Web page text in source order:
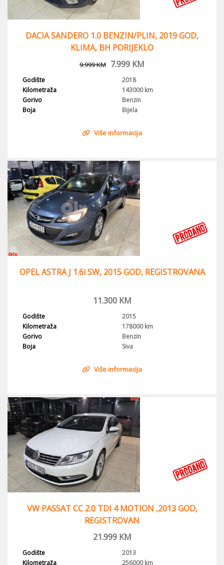
DACIA SANDERO 1.0 BENZIN/PLIN, 2019 GOD,
KLIMA, BH PORIJEKLO
9.999KM 7.999 KM
Godište
2018
Kilometraža
143000 km
Gorivo
Benzin
Boja
Bijela
Više informacija
OPEL ASTRA J 1.6i SW, 2015 GOD, REGISTROVANA
11.300KM
Godište
2015
Kilometraža
178000 km
Gorivo
Benzin
Boja
Siva
Više informacija
VW PASSAT CC 2.0 TDI 4 MOTION ,2013 GOD,
REGISTROVAN
21.999KM
Godište
2013
Kilometraža
256000 km